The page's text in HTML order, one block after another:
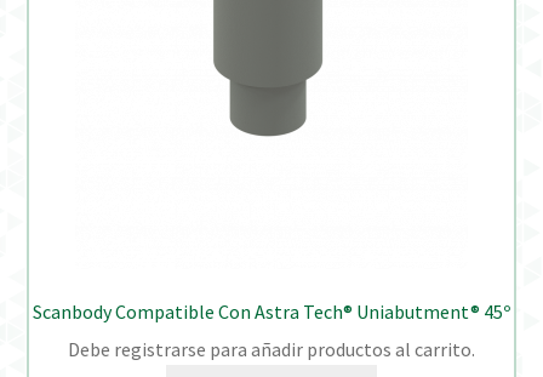
Scanbody Compatible Con Astra Tech® Uniabutment® 45º
Debe registrarse para añadir productos al carrito.